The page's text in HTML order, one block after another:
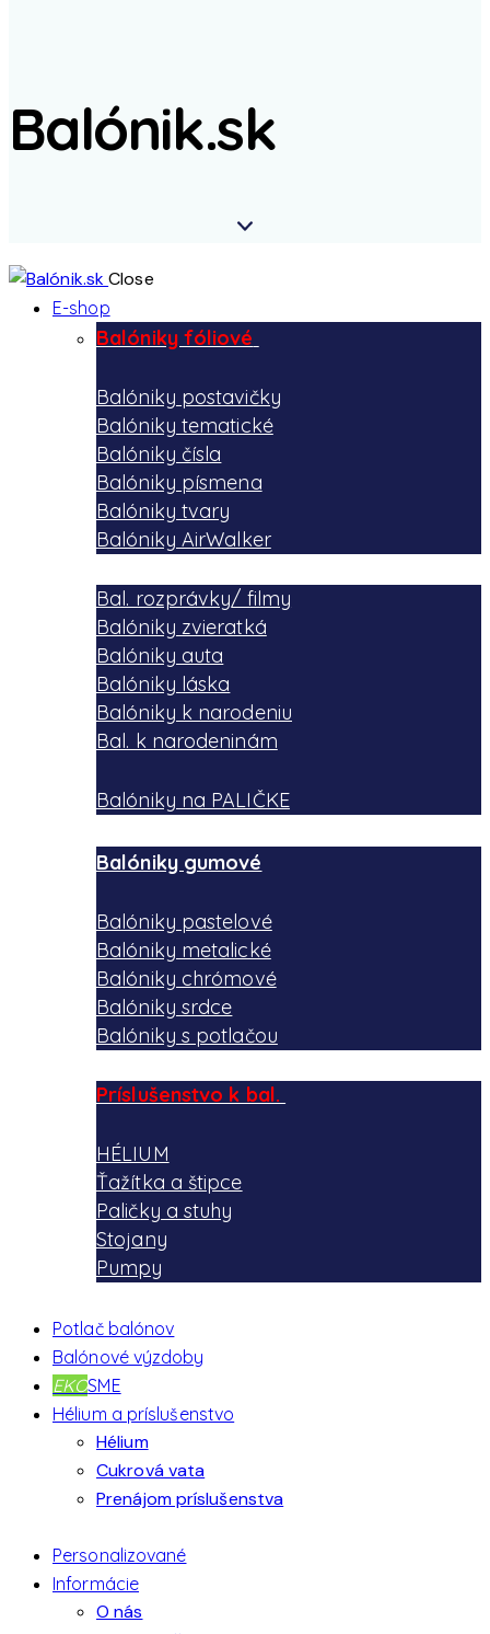
Balónik.sk
Close
E-shop
Balóniky fóliové
Balóniky postavičky
Balóniky tematické
Balóniky čísla
Balóniky písmena
Balóniky tvary
Balóniky AirWalker
Bal. rozprávky/ filmy
Balóniky zvieratká
Balóniky auta
Balóniky láska
Balóniky k narodeniu
Bal. k narodeninám
Balóniky na PALIČKE
Balóniky gumové
Balóniky pastelové
Balóniky metalické
Balóniky chrómové
Balóniky srdce
Balóniky s potlačou
Príslušenstvo k bal.
HÉLIUM
Ťažítka a štipce
Paličky a stuhy
Stojany
Pumpy
Potlač balónov
Balónové výzdoby
EKOSME
Hélium a príslušenstvo
Hélium
Cukrová vata
Prenájom príslušenstva
Personalizované
Informácie
O nás